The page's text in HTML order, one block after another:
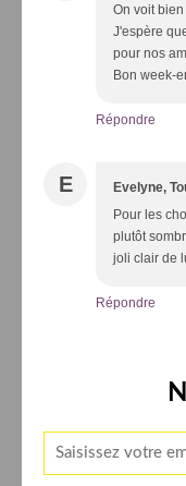
On voit
J'espère
pour nos
Bon week-
Répondre
E Evelyne,
Pour les
plutôt
joli clair de
Répondre